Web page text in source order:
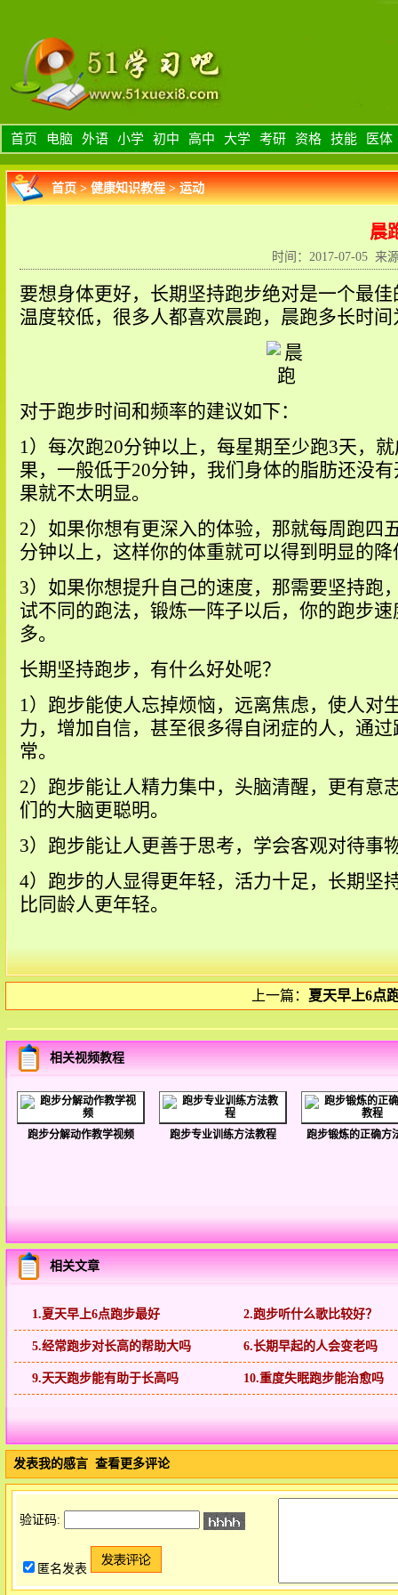
首页 电脑 外语 小学 初中 高中 大学 考研 资格 技能 医体
首页>健康知识教程>运动
晨
时间：2017-07-05 来
要想身体更好，长期坚持跑步绝对是一个最
温度较低，很多人都喜欢晨跑，晨跑多长时间
对于跑步时间和频率的建议如下：
1）每次跑20分钟以上，每星期至少跑3天，
果，一般低于20分钟，我们身体的脂肪还没
果就不太明显。
2）如果你想有更深入的体验，那就每周跑四
分钟以上，这样你的体重就可以得到明显的降
3）如果你想提升自己的速度，那需要坚持跑
试不同的跑法，锻炼一阵子以后，你的跑步
多。
长期坚持跑步，有什么好处呢？
1）跑步能使人忘掉烦恼，远离焦虑，使人对
力，增加自信，甚至很多得自闭症的人，通
常。
2）跑步能让人精力集中，头脑清醒，更有意
们的大脑更聪明。
3）跑步能让人更善于思考，学会客观对待事
4）跑步的人显得更年轻，活力十足，长期坚
比同龄人更年轻。
上一篇： 夏天早上6点
相关视频教程
跑步分解动作教学视频 跑步专业训练方法教程 跑步锻炼的正确方
相关文章
1.夏天早上6点跑步最好 2.跑步听什么歌比较好？
5.经常跑步对长高的帮助大吗 6.长期早起的人会变老吗
9.天天跑步能有助于长高吗 10.重度失眠跑步能治愈吗
发表我的感言 查看更多评论
验证码:
匿名发表